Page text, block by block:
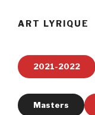
ART LYRIQUE
2021-2022
Masters